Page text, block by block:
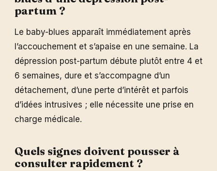
partum ?
Le baby-blues apparaît immédiatement après
l’accouchement et s’apaise en une semaine. La
dépression post-partum débute plutôt entre 4 et
6 semaines, dure et s’accompagne d’un
détachement, d’une perte d’intérêt et parfois
d’idées intrusives ; elle nécessite une prise en
charge médicale.
Quels signes doivent pousser à
consulter rapidement ?